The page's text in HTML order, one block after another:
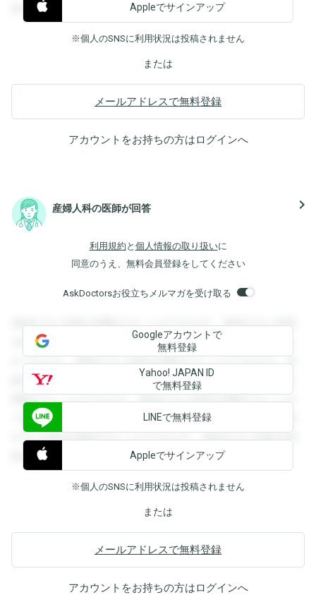
覧することができます。
Appleでサインアップ
※個人のSNSに利用状況は投稿されません
または
メールアドレスで無料登録
アカウントをお持ちの方はログインへ
産婦人科の医師が回答 navigate_next
利用規約 と 個人情報の取り扱いに
同意のうえ、無料会員登録をしてください
AskDoctorsお役立ちメルマガを受け取る
登録すると回答を閲覧することができます。登録すると回答
を閲覧することができます。登録すると回答を閲覧すること
ができます。登録すると回答を閲覧することができます。登
録すると回答を閲覧することができます。登録すると回答を
閲覧することができます。登録すると回答を閲覧することが
できます。登録すると回答を閲覧することができます。登録
すると回答を閲覧することができます。登録すると回答を閲
覧することができます。
Googleアカウントで
無料登録
Yahoo! JAPAN ID
で無料登録
LINEで無料登録
Appleでサインアップ
※個人のSNSに利用状況は投稿されません
または
メールアドレスで無料登録
アカウントをお持ちの方はログインへ